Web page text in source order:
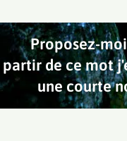
Proposez-
partir de ce mot
une courte